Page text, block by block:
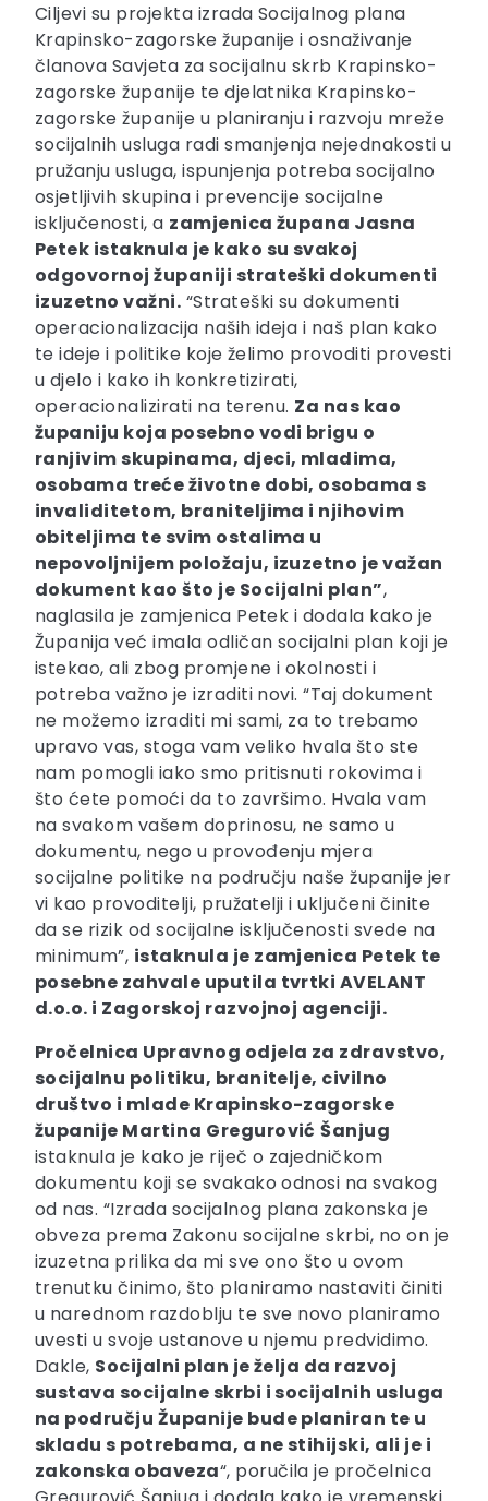
Ciljevi su projekta izrada Socijalnog plana
Krapinsko-zagorske županije i osnaživanje
članova Savjeta za socijalnu skrb Krapinsko-
zagorske županije te djelatnika Krapinsko-
zagorske županije u planiranju i razvoju mreže
socijalnih usluga radi smanjenja nejednakosti u
pružanju usluga, ispunjenja potreba socijalno
osjetljivih skupina i prevencije socijalne
isključenosti, a zamjenica župana Jasna
Petek istaknula je kako su svakoj
odgovornoj županiji strateški dokumenti
izuzetno važni. “Strateški su dokumenti
operacionalizacija naših ideja i naš plan kako
te ideje i politike koje želimo provoditi provesti
u djelo i kako ih konkretizirati,
operacionalizirati na terenu. Za nas kao
županiju koja posebno vodi brigu o
ranjivim skupinama, djeci, mladima,
osobama treće životne dobi, osobama s
invaliditetom, braniteljima i njihovim
obiteljima te svim ostalima u
nepovoljnijem položaju, izuzetno je važan
dokument kao što je Socijalni plan”,
naglasila je zamjenica Petek i dodala kako je
Županija već imala odličan socijalni plan koji je
istekao, ali zbog promjene i okolnosti i
potreba važno je izraditi novi. “Taj dokument
ne možemo izraditi mi sami, za to trebamo
upravo vas, stoga vam veliko hvala što ste
nam pomogli iako smo pritisnuti rokovima i
što ćete pomoći da to završimo. Hvala vam
na svakom vašem doprinosu, ne samo u
dokumentu, nego u provođenju mjera
socijalne politike na području naše županije jer
vi kao provoditelji, pružatelji i uključeni činite
da se rizik od socijalne isključenosti svede na
minimum”, istaknula je zamjenica Petek te
posebne zahvale uputila tvrtki AVELANT
d.o.o. i Zagorskoj razvojnoj agenciji.
Pročelnica Upravnog odjela za zdravstvo,
socijalnu politiku, branitelje, civilno
društvo i mlade Krapinsko-zagorske
županije Martina Gregurović Šanjug
istaknula je kako je riječ o zajedničkom
dokumentu koji se svakako odnosi na svakog
od nas. “Izrada socijalnog plana zakonska je
obveza prema Zakonu socijalne skrbi, no on je
izuzetna prilika da mi sve ono što u ovom
trenutku činimo, što planiramo nastaviti činiti
u narednom razdoblju te sve novo planiramo
uvesti u svoje ustanove u njemu predvidimo.
Dakle, Socijalni plan je želja da razvoj
sustava socijalne skrbi i socijalnih usluga
na području Županije bude planiran te u
skladu s potrebama, a ne stihijski, ali je i
zakonska obaveza“, poručila je pročelnica